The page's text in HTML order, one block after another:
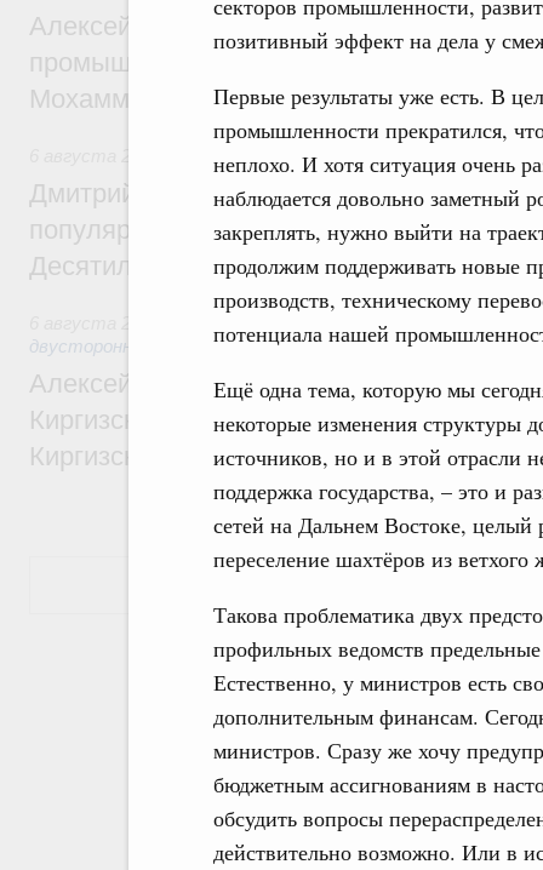
секторов промышленности,
позитивный эффект на дела у
Первые результаты уже есть. В
промышленности прекратился,
неплохо. И хотя ситуация очень
наблюдается довольно заметный
закреплять, нужно выйти на
продолжим поддерживать новые
производств, техническому
потенциала нашей
Ещё одна тема, которую мы
некоторые изменения структуры
источников, но и в этой отрасли
поддержка государства, – это и
сетей на Дальнем Востоке, целый
переселение шахтёров из ветхого
Такова проблематика двух
профильных ведомств
Естественно, у министров есть
дополнительным финансам.
министров. Сразу же хочу
бюджетным ассигнованиям в
обсудить вопросы
действительно возможно. Или в
Алексей Оверчук провёл рабочую
промышленности, недропользования и
Мохаммадом Атабаком
Внутренний и въездной туризм
Дмитрий Чернышенко: Порядка 110
популярного туризма в 35 регионах
Десятилетия науки и технологий
Экономические и гуманитарные
двусторонней основе
Алексей Оверчук принял участие в
Киргизского экономического форума и
Киргизской межрегиональной